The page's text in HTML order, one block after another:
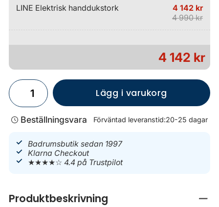
LINE Elektrisk handdukstork
4 142 kr
4 990 kr
4 142 kr
Lägg i varukorg
Beställningsvara Förväntad leveranstid:20-25 dagar
Badrumsbutik sedan 1997
Klarna Checkout
★★★★☆4.4 på Trustpilot
Produktbeskrivning